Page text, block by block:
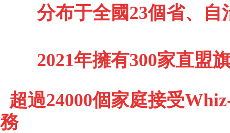
分布于全國23個省、自
2021年擁有300家直盟
超過24000個家庭接受
務